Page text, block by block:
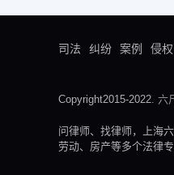
司法 纠纷 案例 侵权
Copyright2015-2022. 六
问律师、找律师，上海
劳动、房产等多个法律